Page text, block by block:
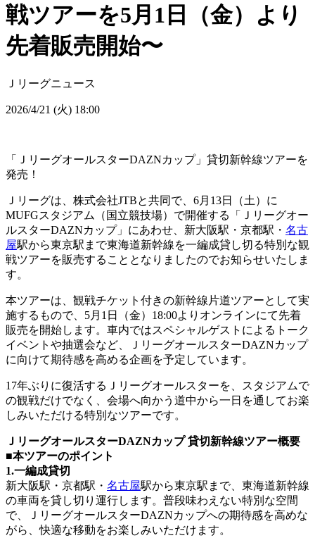
戦ツアーを5月1日（金）より
先着販売開始〜
Ｊリーグニュース
2026/4/21 (火) 18:00
「ＪリーグオールスターDAZNカップ」貸切新幹線ツアーを
発売！
Ｊリーグは、株式会社JTBと共同で、6月13日（土）に
MUFGスタジアム（国立競技場）で開催する「Ｊリーグオー
ルスターDAZNカップ」にあわせ、新大阪駅・京都駅・ 名古
屋駅から東京駅まで東海道新幹線を一編成貸し切る特別な観
戦ツアーを販売することとなりましたのでお知らせいたしま
す。
本ツアーは、観戦チケット付きの新幹線片道ツアーとして実
施するもので、5月1日（金）18:00よりオンラインにて先着
販売を開始します。車内ではスペシャルゲストによるトーク
イベントや抽選会など、ＪリーグオールスターDAZNカップ
に向けて期待感を高める企画を予定しています。
17年ぶりに復活するＪリーグオールスターを、スタジアムで
の観戦だけでなく、会場へ向かう道中から一日を通してお楽
しみいただける特別なツアーです。
ＪリーグオールスターDAZNカップ 貸切新幹線ツアー概要
■本ツアーのポイント
1.一編成貸切
新大阪駅・京都駅・ 名古屋駅から東京駅まで、東海道新幹線
の車両を貸し切り運行します。普段味わえない特別な空間
で、ＪリーグオールスターDAZNカップへの期待感を高めな
がら、快適な移動をお楽しみいただけます。